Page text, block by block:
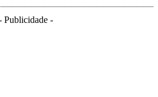
Publicidade -